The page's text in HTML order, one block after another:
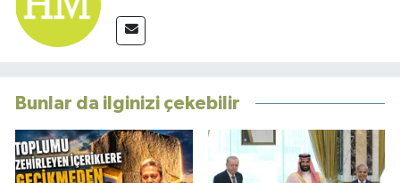
Bunlar da ilginizi çekebilir